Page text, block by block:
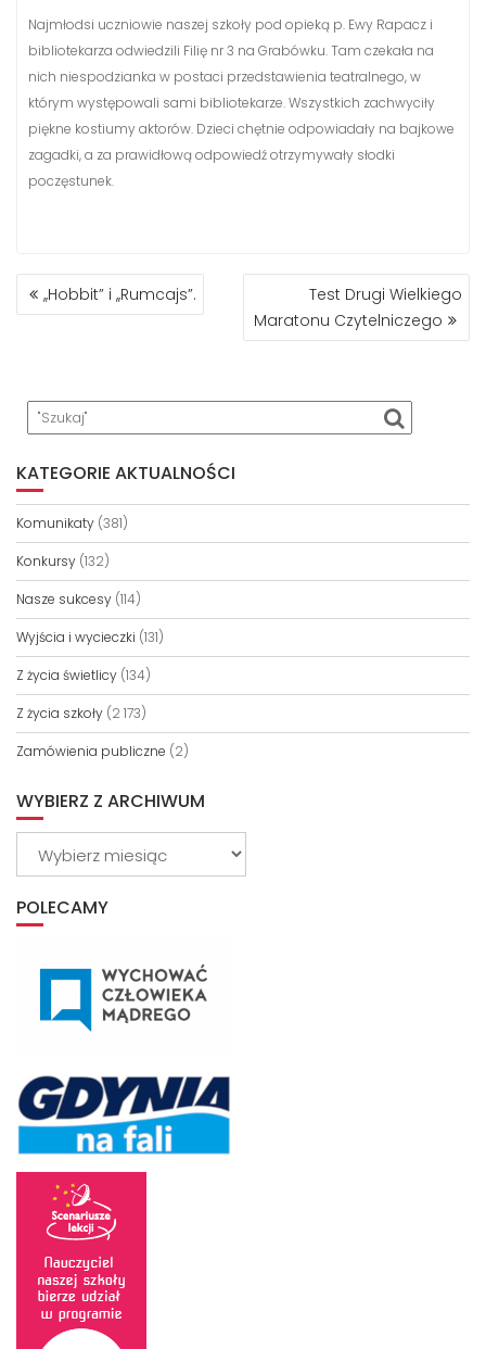
Najmłodsi uczniowie naszej szkoły pod opieką p. Ewy Rapacz i
bibliotekarza odwiedzili Filię nr 3 na Grabówku. Tam czekała na
nich niespodzianka w postaci przedstawienia teatralnego, w
którym występowali sami bibliotekarze. Wszystkich zachwyciły
piękne kostiumy aktorów. Dzieci chętnie odpowiadały na bajkowe
zagadki, a za prawidłową odpowiedź otrzymywały słodki
poczęstunek.
NAWIGACJA
WPISU
,,Hobbit” i ,,Rumcajs”.
Test Drugi Wielkiego
Maratonu Czytelniczego
KATEGORIE AKTUALNOŚCI
Komunikaty (381)
Konkursy (132)
Nasze sukcesy (114)
Wyjścia i wycieczki (131)
Z życia świetlicy (134)
Z życia szkoły (2 173)
Zamówienia publiczne (2)
WYBIERZ Z ARCHIWUM
POLECAMY